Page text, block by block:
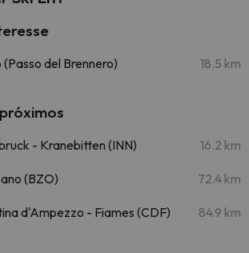
del Brennero) 18.5 km
- Kranebitten (INN) 16.2 km
(BZO) 72.4 km
d'Ampezzo - Fiames (CDF) 84.9 km